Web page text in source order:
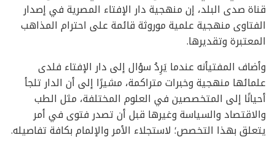
قناة صدى البلد، إن منهجية دار الإفتاء المصرية في إصدار
الفتاوى منهجية علمية موروثة قائمة على احترام المذاهب
المعتبرة وتقديرها.
وأضاف المفتيأنه عندما يَرِدُ سؤال إلى دار الإفتاء فلدى
علمائها منهجية وخبرات متراكمة، مشيرًا إلى أن الدار تلجأ
أحيانًا إلى المتخصصين في العلوم المختلفة، مثل الطب
والاقتصاد والسياسة وغيرها قبل أن تصدر فتوى في أمر
يتعلق بهذا التخصص؛ لاستجلاء الأمر والإلمام بكافة تفاصيله.